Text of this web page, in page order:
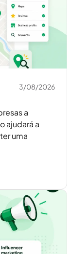
3/08/2026
a
ajudará a
uma